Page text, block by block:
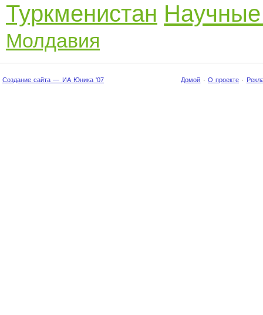
Туркменистан Научные
Молдавия
Создание сайта — ИА Юника '07 Домой · О проекте ·